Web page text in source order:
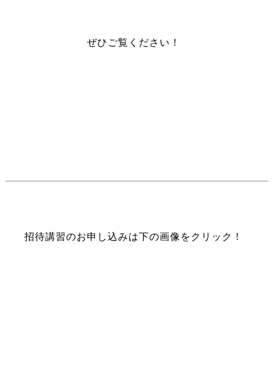
ぜひご覧ください！
招待講習のお申し込みは下の画像をクリック！